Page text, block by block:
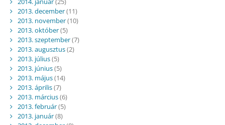
2013. december(11)
2013. november(10)
2013. október(5)
2013. szeptember(7)
2013. augusztus(2)
2013. július(5)
2013. június(5)
2013. május(14)
2013. április(7)
2013. március(6)
2013. február(5)
2013. január(8)